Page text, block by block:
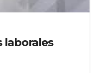
laborales